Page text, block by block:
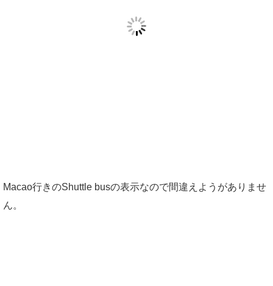
Macao行きのShuttle busの表示なので間違えようがありませ
ん。